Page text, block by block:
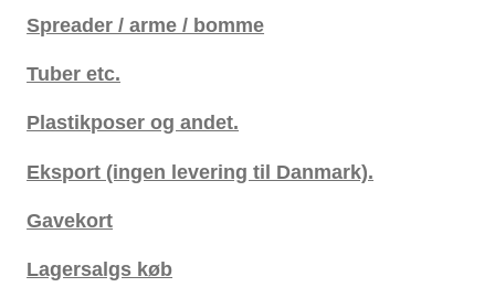
Spreader / arme / bomme
Tuber etc.
Plastikposer og andet.
Eksport (ingen levering til Danmark).
Gavekort
Lagersalgs køb